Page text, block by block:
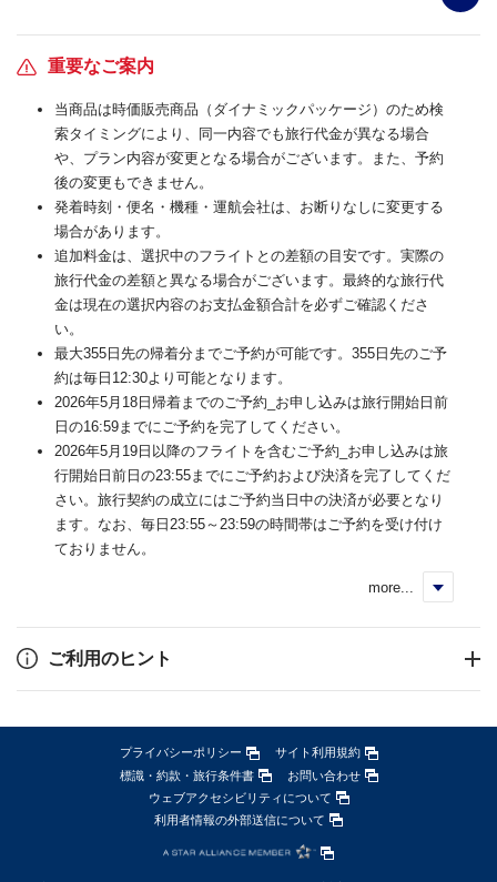
重要なご案内
当商品は時価販売商品（ダイナミックパッケージ）のため検
索タイミングにより、同一内容でも旅行代金が異なる場合
や、プラン内容が変更となる場合がございます。また、予約
後の変更もできません。
発着時刻・便名・機種・運航会社は、お断りなしに変更する
場合があります。
追加料金は、選択中のフライトとの差額の目安です。実際の
旅行代金の差額と異なる場合がございます。最終的な旅行代
金は現在の選択内容のお支払金額合計を必ずご確認くださ
い。
最大355日先の帰着分までご予約が可能です。355日先のご予
約は毎日12:30より可能となります。
2026年5月18日帰着までのご予約_お申し込みは旅行開始日前
日の16:59までにご予約を完了してください。
2026年5月19日以降のフライトを含むご予約_お申し込みは旅
行開始日前日の23:55までにご予約および決済を完了してくだ
さい。旅行契約の成立にはご予約当日中の決済が必要となり
ます。なお、毎日23:55～23:59の時間帯はご予約を受け付け
ておりません。
more...
ご利用のヒント
プライバシーポリシー
サイト利用規約
標識・約款・旅行条件書
お問い合わせ
ウェブアクセシビリティについて
利用者情報の外部送信について